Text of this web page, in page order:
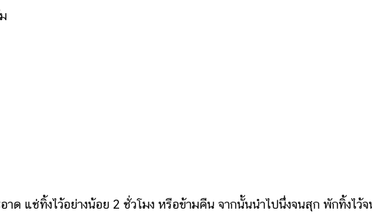
าด แช่ทิ้งไว้อย่างน้อย 2 ชั่วโมง หรือข้ามคืน จากนั้นนำไปนึ่งจนสุก พักทิ้งไว้จ